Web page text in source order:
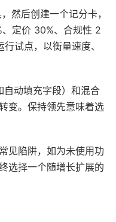
然后创建一个记分卡，
定价 30%、合规性 2
试点，以衡量速度、
动填充字段）和混合
变。保持领先意味着选
见陷阱，如为未使用功
选择一个随增长扩展的